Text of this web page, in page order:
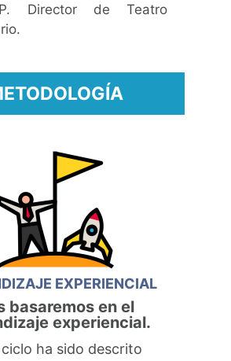
Director de Teatro
EXPERIENCIAL
basaremos en el
experiencial.
ha sido descrito